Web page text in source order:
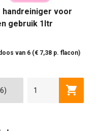
handreiniger voor
gebruik 1ltr
van 6 (€ 7,38 p. flacon)